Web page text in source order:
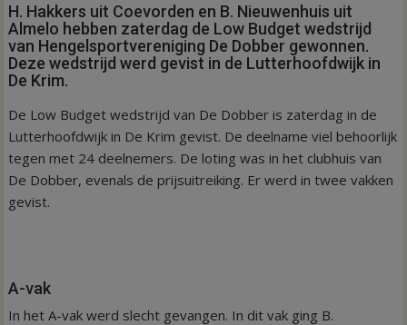
H. Hakkers uit Coevorden en B. Nieuwenhuis uit
Almelo hebben zaterdag de Low Budget wedstrijd
van Hengelsportvereniging De Dobber gewonnen.
Deze wedstrijd werd gevist in de Lutterhoofdwijk in
De Krim.
De Low Budget wedstrijd van De Dobber is zaterdag in de
Lutterhoofdwijk in De Krim gevist. De deelname viel behoorlijk
tegen met 24 deelnemers. De loting was in het clubhuis van
De Dobber, evenals de prijsuitreiking. Er werd in twee vakken
gevist.
A-vak
In het A-vak werd slecht gevangen. In dit vak ging B.